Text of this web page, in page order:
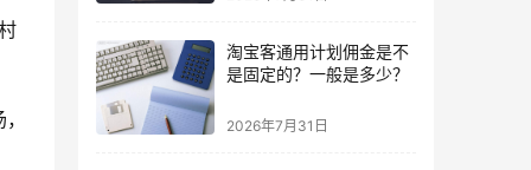
淘宝客通用计划佣金是不
是固定的？一般是多少？
2026年7月31日